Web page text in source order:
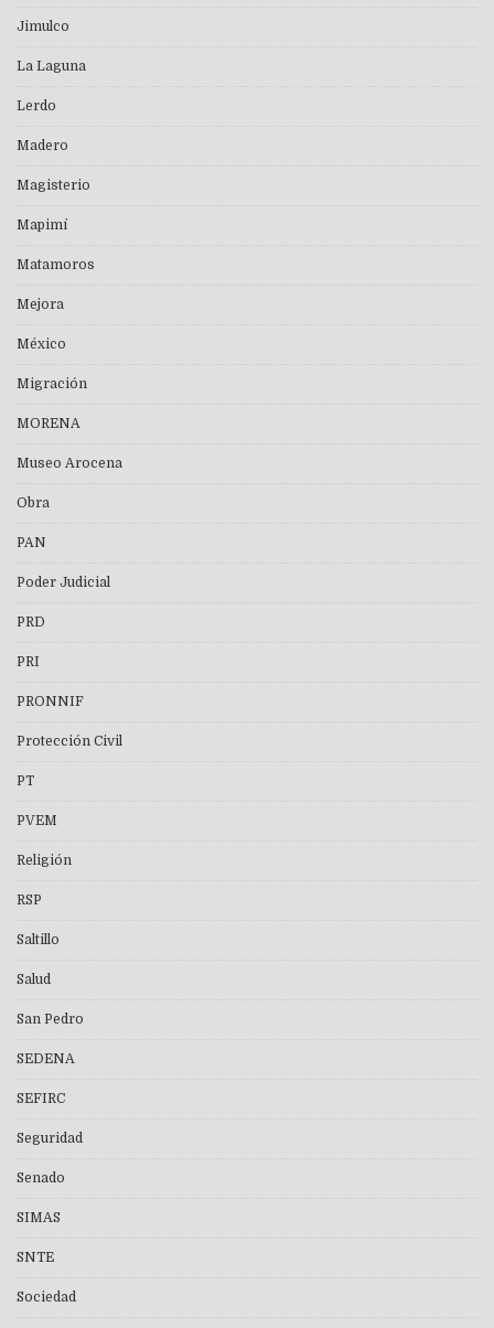
Jimulco
La Laguna
Lerdo
Madero
Magisterio
Mapimí
Matamoros
Mejora
México
Migración
MORENA
Museo Arocena
Obra
PAN
Poder Judicial
PRD
PRI
PRONNIF
Protección Civil
PT
PVEM
Religión
RSP
Saltillo
Salud
San Pedro
SEDENA
SEFIRC
Seguridad
Senado
SIMAS
SNTE
Sociedad